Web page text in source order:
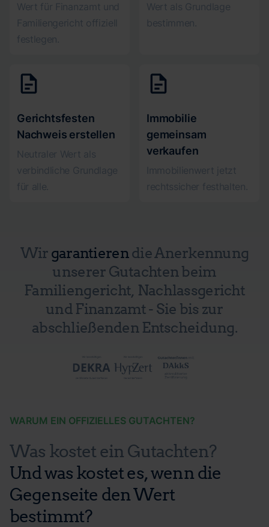
Wert für Finanzamt und
Familiengericht offiziell
festlegen.
Wert als Grundlage
bestimmen.
Gerichtsfesten
Nachweis erstellen
Neutraler Wert als
verbindliche Grundlage
für alle.
Immobilie
gemeinsam
verkaufen
Immobilienwert jetzt
rechtssicher festhalten.
Wirgarantierendie Anerkennung
unserer Gutachten beim
Familiengericht, Nachlassgericht
und Finanzamt - Sie bis zur
abschließenden Entscheidung.
WARUM EIN OFFIZIELLES GUTACHTEN?
Was kostet ein Gutachten?
Und was kostet es, wenn die
Gegenseite den Wert
bestimmt?